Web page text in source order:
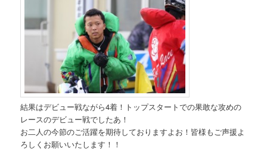
結果はデビュー戦ながら4着！トップスタートでの果敢な攻めの
レースのデビュー戦でしたあ！
お二人の今節のご活躍を期待しておりますよお！皆様もご声援よ
ろしくお願いいたします！！